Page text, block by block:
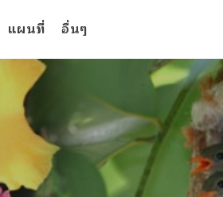
แผนที่ อื่นๆ